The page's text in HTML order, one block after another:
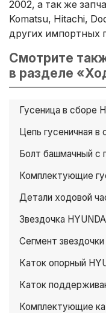
2002, а так же
Komatsu, Hitachi,
других импортных
Смотрите
в разделе
Гусеница в сборе
Цепь гусеничная в
Болт башмачный с
Комплектующие
Детали ходовой
Звездочка
Сегмент
Каток опорный
Каток
Комплектующие